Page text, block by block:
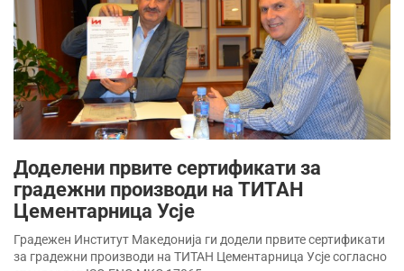
Доделени првите сертификати за
градежни производи на ТИТАН
Цементарница Усје
Градежен Институт Македонија ги додели првите сертификати
за градежни производи на ТИТАН Цементарница Усје согласно